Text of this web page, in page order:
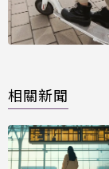
相關新聞